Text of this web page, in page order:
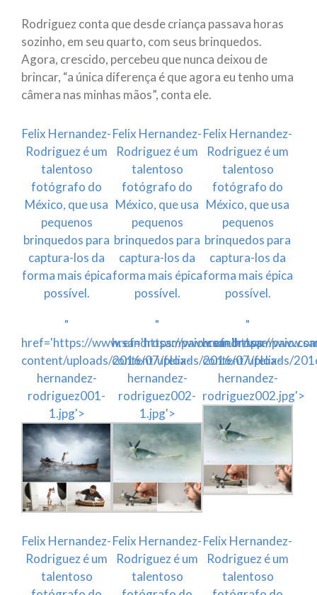
Rodriguez conta que desde criança passava horas
sozinho, em seu quarto, com seus brinquedos.
Agora, crescido, percebeu que nunca deixou de
brincar, “a única diferença é que agora eu tenho uma
câmera nas minhas mãos”, conta ele.
Felix Hernandez-
Rodriguez é um
talentoso
fotógrafo do
México, que usa
pequenos
brinquedos para
captura-los da
forma mais épica
possível.
"
href='https://www.sandrosampaio.com.br/wp-
content/uploads/2016/07/felix-
hernandez-
rodriguez001-
1.jpg'>
Felix Hernandez-
Rodriguez é um
talentoso
fotógrafo do
México, que usa
pequenos
brinquedos para
captura-los da
forma mais épica
possível.
"
href='https://
content/uploads/2016/07/felix-
hernandez-
rodriguez002-
1.jpg'>
Felix Hernandez-
Rodriguez é um
talentoso
fotógrafo do
México, que usa
pequenos
brinquedos para
captura-los da
forma mais épica
possível.
"
href='https://
content/uploads/
hernandez-
rodriguez002.jpg'>
Felix Hernandez-
Rodriguez é um
talentoso
Felix Hernandez-
Rodriguez é um
talentoso
Felix Hernandez-
Rodriguez é um
talentoso